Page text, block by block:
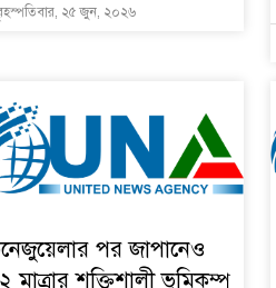
২৫ জুন, ২০২৬
পর জাপানেও
মাত্রার শক্তিশালী ভূমিকম্প